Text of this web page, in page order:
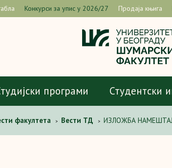
Конкурси за упис у 2026/27 Продаја књига
програми Студентски
факултета > Вести ТД > ИЗЛОЖБА